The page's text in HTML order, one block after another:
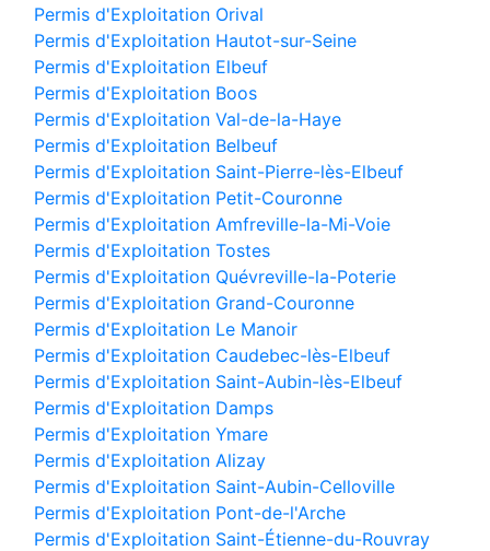
Permis d'Exploitation Orival
Permis d'Exploitation Hautot-sur-Seine
Permis d'Exploitation Elbeuf
Permis d'Exploitation Boos
Permis d'Exploitation Val-de-la-Haye
Permis d'Exploitation Belbeuf
Permis d'Exploitation Saint-Pierre-lès-Elbeuf
Permis d'Exploitation Petit-Couronne
Permis d'Exploitation Amfreville-la-Mi-Voie
Permis d'Exploitation Tostes
Permis d'Exploitation Quévreville-la-Poterie
Permis d'Exploitation Grand-Couronne
Permis d'Exploitation Le Manoir
Permis d'Exploitation Caudebec-lès-Elbeuf
Permis d'Exploitation Saint-Aubin-lès-Elbeuf
Permis d'Exploitation Damps
Permis d'Exploitation Ymare
Permis d'Exploitation Alizay
Permis d'Exploitation Saint-Aubin-Celloville
Permis d'Exploitation Pont-de-l'Arche
Permis d'Exploitation Saint-Étienne-du-Rouvray